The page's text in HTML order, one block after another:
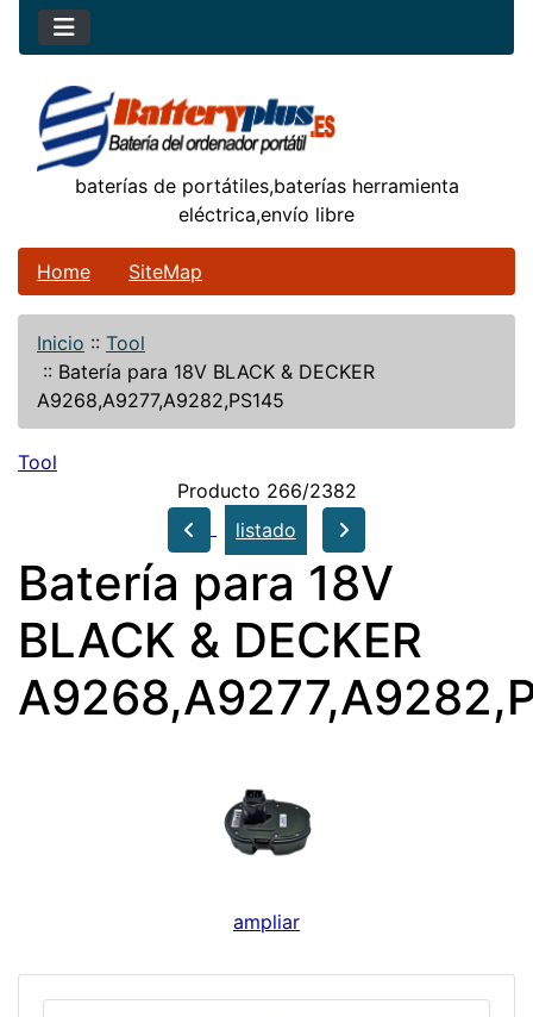
baterías de portátiles,baterías herramienta
eléctrica,envío libre
Home SiteMap
Inicio :: Tool
:: Batería para 18V BLACK & DECKER
A9268,A9277,A9282,PS145
Tool
Producto 266/2382
listado
Batería para 18V
BLACK & DECKER
ampliar